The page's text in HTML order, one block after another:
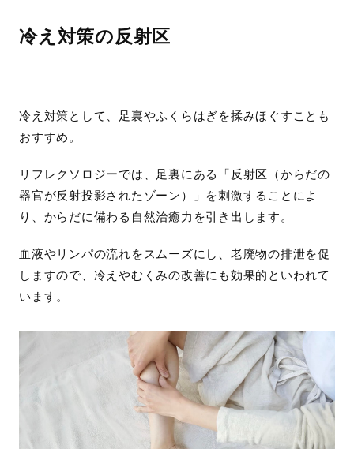
冷え対策の反射区
冷え対策として、足裏やふくらはぎを揉みほぐすことも
おすすめ。
リフレクソロジーでは、足裏にある「反射区（からだの
器官が反射投影されたゾーン）」を刺激することによ
り、からだに備わる自然治癒力を引き出します。
血液やリンパの流れをスムーズにし、老廃物の排泄を促
しますので、冷えやむくみの改善にも効果的といわれて
います。